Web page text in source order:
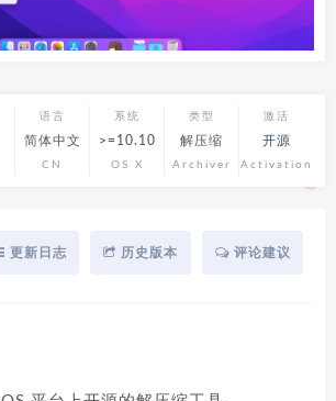
语言
简体中文
CN
系统
>=10.10
OS X
类型
解压缩
Archiver
激活
开源
Activation
更新日志 历史版本 评论建议